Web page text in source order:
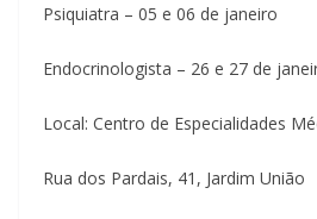
Psiquiatra – 05 e 06 de janeiro
Endocrinologista – 26 e 27 de
Local: Centro de Especialidades
Rua dos Pardais, 41, Jardim União